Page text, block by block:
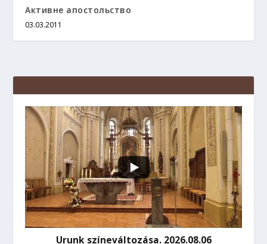
Активне апостольство
03.03.2011
Urunk színeváltozása. 2026.08.06